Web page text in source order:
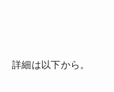
詳細は以下から。